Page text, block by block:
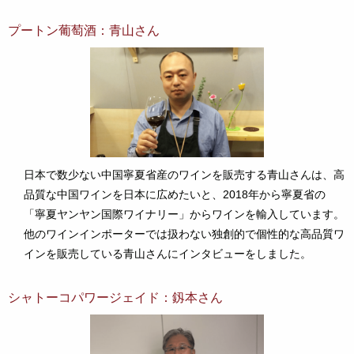
プートン葡萄酒：青山さん
日本で数少ない中国寧夏省産のワインを販売する青山さんは、高
品質な中国ワインを日本に広めたいと、2018年から寧夏省の
「寧夏ヤンヤン国際ワイナリー」からワインを輸入しています。
他のワインインポーターでは扱わない独創的で個性的な高品質ワ
インを販売している青山さんにインタビューをしました。
シャトーコパワージェイド：釼本さん